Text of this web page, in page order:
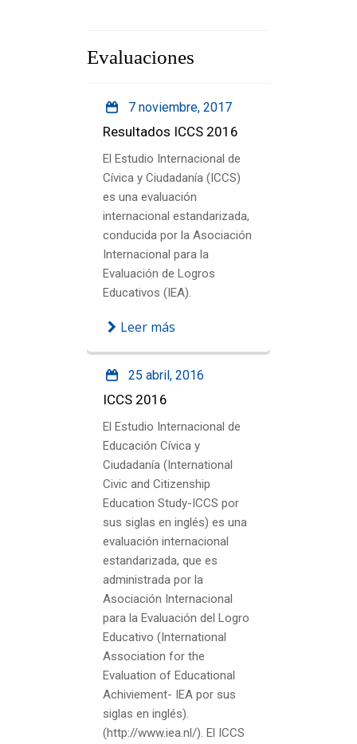
Evaluaciones
7 noviembre, 2017
Resultados ICCS 2016
El Estudio Internacional de
Cívica y Ciudadanía (ICCS)
es una evaluación
internacional estandarizada,
conducida por la Asociación
Internacional para la
Evaluación de Logros
Educativos (IEA).
Leer más
25 abril, 2016
ICCS 2016
El Estudio Internacional de
Educación Cívica y
Ciudadanía (International
Civic and Citizenship
Education Study-ICCS por
sus siglas en inglés) es una
evaluación internacional
estandarizada, que es
administrada por la
Asociación Internacional
para la Evaluación del Logro
Educativo (International
Association for the
Evaluation of Educational
Achiviement- IEA por sus
siglas en inglés).
(http://www.iea.nl/). El ICCS